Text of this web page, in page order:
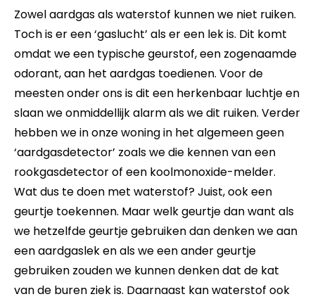
Zowel aardgas als waterstof kunnen we niet ruiken.
Toch is er een ‘gaslucht’ als er een lek is. Dit komt
omdat we een typische geurstof, een zogenaamde
odorant, aan het aardgas toedienen. Voor de
meesten onder ons is dit een herkenbaar luchtje en
slaan we onmiddellijk alarm als we dit ruiken. Verder
hebben we in onze woning in het algemeen geen
‘aardgasdetector’ zoals we die kennen van een
rookgasdetector of een koolmonoxide-melder.
Wat dus te doen met waterstof? Juist, ook een
geurtje toekennen. Maar welk geurtje dan want als
we hetzelfde geurtje gebruiken dan denken we aan
een aardgaslek en als we een ander geurtje
gebruiken zouden we kunnen denken dat de kat
van de buren ziek is. Daarnaast kan waterstof ook